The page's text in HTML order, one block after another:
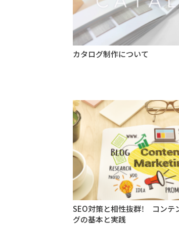
カタログ制作について
SEO対策と相性抜群！ コンテ
グの基本と実践